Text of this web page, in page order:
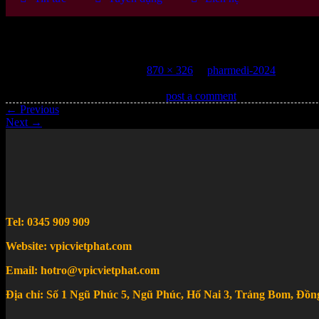
870 × 326 pharmedi-2024
post a comment
← Previous
Next →
Tel: 0345 909 909
Website: vpicvietphat.com
Email: hotro@vpicvietphat.com
Địa chỉ: Số 1 Ngũ Phúc 5, Ngũ Phúc, Hố Nai 3, Trảng Bom,